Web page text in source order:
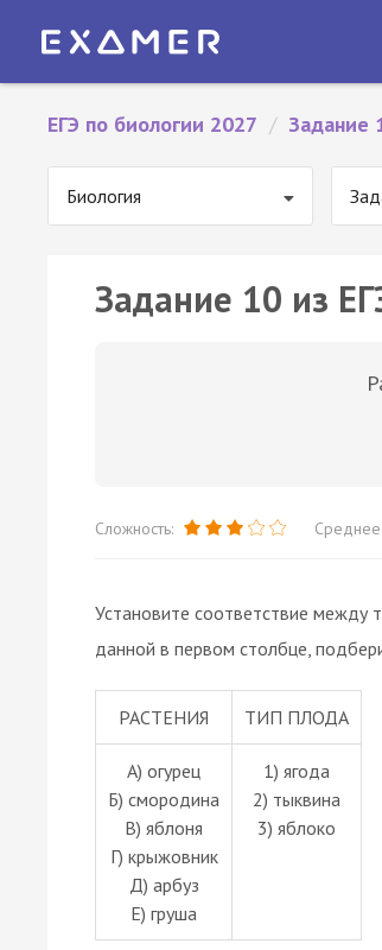
ЕГЭ по биологии 2027 / Задание
Биология
Задание 10 из
Сложность:
Установите соответствие между
данной в первом столбце,
РАСТЕНИЯ ТИП ПЛОДА
А) огурец
Б) смородина
В) яблоня
Г) крыжовник
Д) арбуз
Е) груша
1) ягода
2) тыквина
3) яблоко